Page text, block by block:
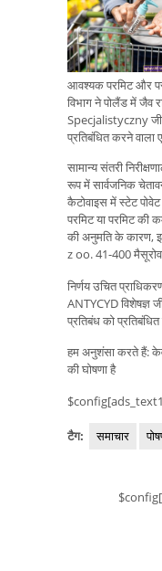
आवश्यक परमिट और
विभाग ने पोलैंड में जैव
Specjalistyczny
प्रतिबंधित करने वाला
सामान्य संतरी
रूप में सार्वजनिक
कैटोवाइस में स्टेट
परमिट या परमिट की
की अनुमति के कारण,
z oo. 41-400
निर्णय उचित
ANTYCYD विशेषज्ञ
प्रतिबंध को
हम अनुशंसा करते हैं:
की घोषणा है
टैग: समाचार